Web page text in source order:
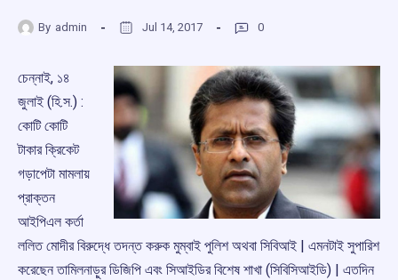
By admin Jul 14, 2017 0
চেন্নাই, ১৪
জুলাই (হি.স.) :
কোটি কোটি
টাকার ক্রিকেট
গড়াপেটা মামলায়
প্রাক্তন
আইপিএল কর্তা
ললিত মোদীর বিরুদ্ধে তদন্ত করুক মুম্বাই পুলিশ অথবা সিবিআই | এমনটাই সুপারিশ
করেছেন তামিলনাড়ুর ডিজিপি এবং সিআইডির বিশেষ শাখা (সিবিসিআইডি) | এতদিন